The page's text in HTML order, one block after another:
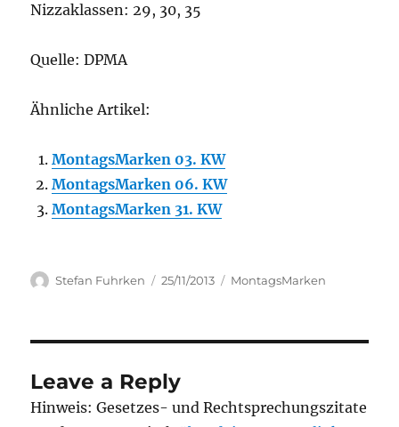
Nizzaklassen: 29, 30, 35
Quelle: DPMA
Ähnliche Artikel:
MontagsMarken 03. KW
MontagsMarken 06. KW
MontagsMarken 31. KW
Author
Stefan Fuhrken
Posted
25/11/2013 Categories
MontagsMarken
Leave a Reply
Hinweis: Gesetzes- und Rechtsprechungszitate